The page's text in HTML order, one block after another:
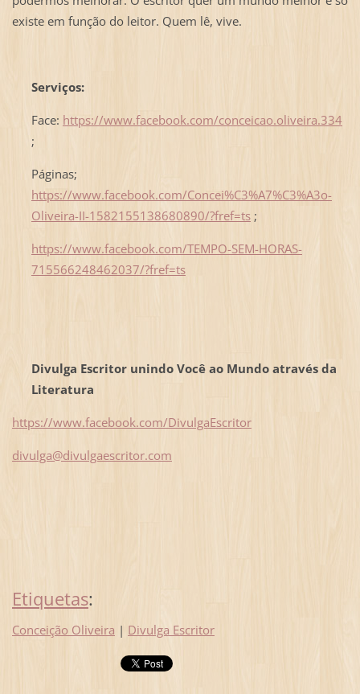
existe em função do leitor. Quem lê, vive.
Serviços:
Face: https://www.facebook.com/conceicao.oliveira.334
;
Páginas;
https://www.facebook.com/Concei%C3%A7%C3%A3o-
Oliveira-II-1582155138680890/?fref=ts;
https://www.facebook.com/TEMPO-SEM-HORAS-
715566248462037/?fref=ts
Divulga Escritor unindo Você ao Mundo através da
Literatura
https://www.facebook.com/DivulgaEscritor
divulga@divulgaescritor.com
Etiquetas:
Conceição Oliveira | Divulga Escritor